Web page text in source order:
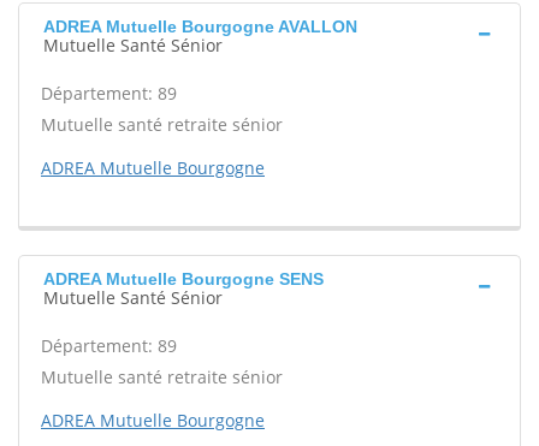
ADREA Mutuelle Bourgogne AVALLON
Mutuelle Santé Sénior
Département: 89
Mutuelle santé retraite sénior
ADREA Mutuelle Bourgogne
ADREA Mutuelle Bourgogne SENS
Mutuelle Santé Sénior
Département: 89
Mutuelle santé retraite sénior
ADREA Mutuelle Bourgogne